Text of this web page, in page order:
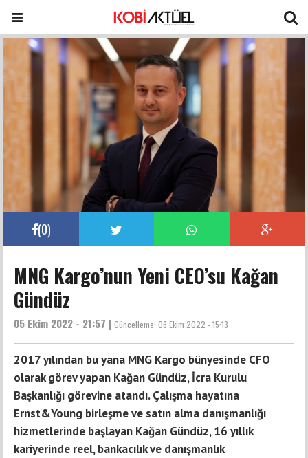
(0)
MNG Kargo’nun Yeni CEO’su Kağan
Gündüz
05 Ekim 2022 - 21:57 | Güncelleme: 06 Ekim 2022 - 15:13
2017 yılından bu yana MNG Kargo bünyesinde CFO
olarak görev yapan Kağan Gündüz, İcra Kurulu
Başkanlığı görevine atandı. Çalışma hayatına
Ernst&Young birleşme ve satın alma danışmanlığı
hizmetlerinde başlayan Kağan Gündüz, 16 yıllık
kariyerinde reel, bankacılık ve danışmanlık